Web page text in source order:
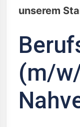
unserem
(m/